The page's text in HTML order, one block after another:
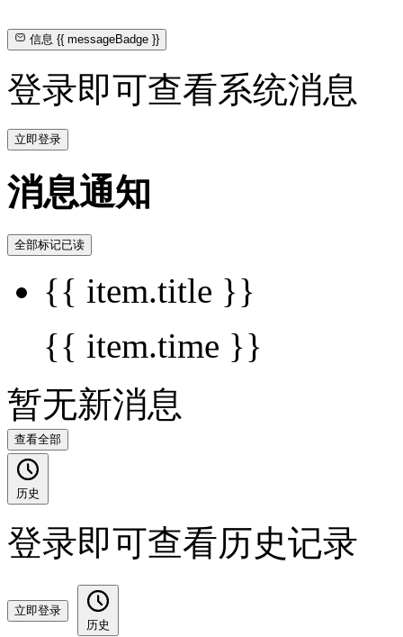
信息{{ messageBadge }}
登录即可查看系统消息
立即登录
消息通知
全部标记已读
{{ item.title }}
{{ item.time }}
暂无新消息
查看全部
历史
登录即可查看历史记录
立即登录
历史